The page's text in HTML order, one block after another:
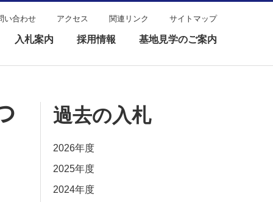
入札案内 採用情報 基地見学のご案内
い合わせ アクセス 関連リンク サイトマップ
過去の入札
2026年度
2025年度
2024年度